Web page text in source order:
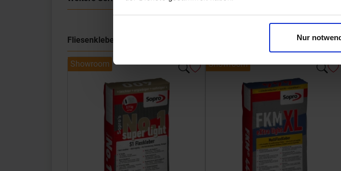
Nur
Fliesenkleber
Showroom Showroom